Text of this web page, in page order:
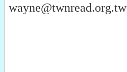
wayne@twnread.org.tw